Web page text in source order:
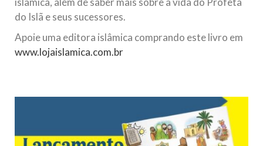
Na noite da quinta-feira, 03 de Abril, o Centro Islâmico no
Brasil recebeu em sua sede, em São Paulo, o ex-ministro das
Relações Exteriores da República Islâmica do Irã, Sr. Kamal
do Islã e seus sucessores.
Apoie uma editora islâmica comprando este livro em
www.lojaislamica.com.br